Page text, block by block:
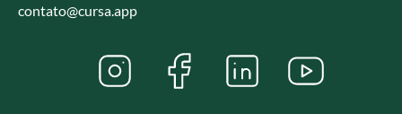
contato@cursa.app